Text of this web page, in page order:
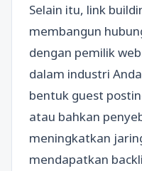
Selain itu, link
membangun
dengan pemilik
dalam industri
bentuk guest
atau bahkan
meningkatkan
mendapatkan